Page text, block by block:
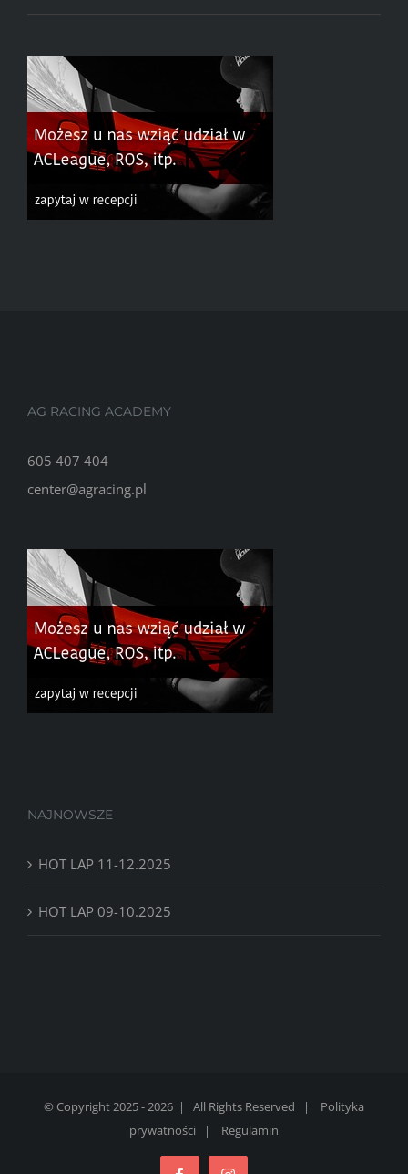
AG RACING ACADEMY
605 407 404
center@agracing.pl
NAJNOWSZE
HOT LAP 11-12.2025
HOT LAP 09-10.2025
© Copyright 2025 - 2026 | All Rights Reserved | Polityka
prywatności | Regulamin